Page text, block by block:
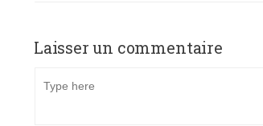
Laisser un commentaire